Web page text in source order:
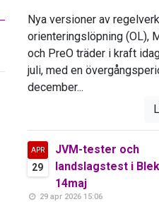
Nya versioner av
orienteringslöpning (OL),
och PreO träder i kraft
juli, med en
december...
APR
29
JVM-tester och
landslagstest i
14maj
29 apr 2026 15:06